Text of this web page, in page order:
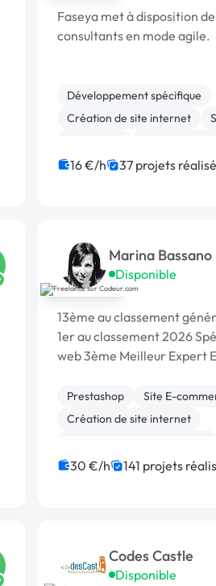
Faseya met à disposition
consultants en mode agile.
Développement spécifique
Création de site internet
Gestion de projet
IoT
16 €/h 37 projets
Marina Bassano
Disponible
13ème au classement
1er au classement 2026
web 3ème Meilleur Expert
Awards 2024
Prestashop
Site E-
Création de site internet
SEO / GEO
CSS, HTML,
30 €/h 141 projets
Codes Castle
Disponible